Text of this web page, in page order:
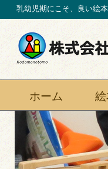
乳幼児期にこそ、良い絵
ホーム